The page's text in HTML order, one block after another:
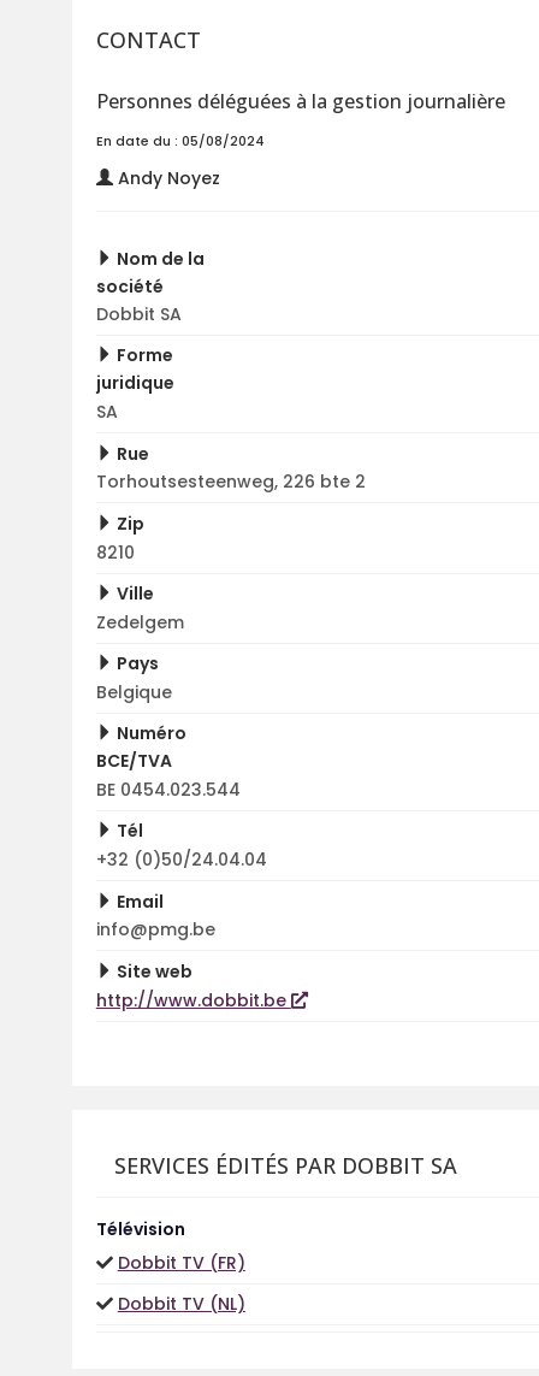
CONTACT
Personnes déléguées à la gestion journalière
En date du : 05/08/2024
Andy Noyez
Nom de la
société
Dobbit SA
Forme
juridique
SA
Rue
Torhoutsesteenweg, 226 bte 2
Zip
8210
Ville
Zedelgem
Pays
Belgique
Numéro
BCE/TVA
BE 0454.023.544
Tél
+32 (0)50/24.04.04
Email
info@pmg.be
Site web
http://www.dobbit.be
SERVICES ÉDITÉS PAR DOBBIT SA
Télévision
Dobbit TV (FR)
Dobbit TV (NL)